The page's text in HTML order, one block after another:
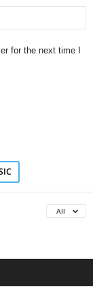
for the next time I
All